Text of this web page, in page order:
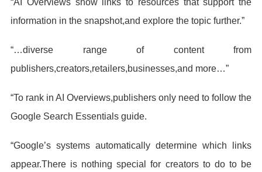
“AI Overviews show links to resources that support the
information in the snapshot,and explore the topic further.”
“…diverse range of content from
publishers,creators,retailers,businesses,and more…”
“To rank in AI Overviews,publishers only need to follow the
Google Search Essentials guide.
“Google’s systems automatically determine which links
appear.There is nothing special for creators to do to be